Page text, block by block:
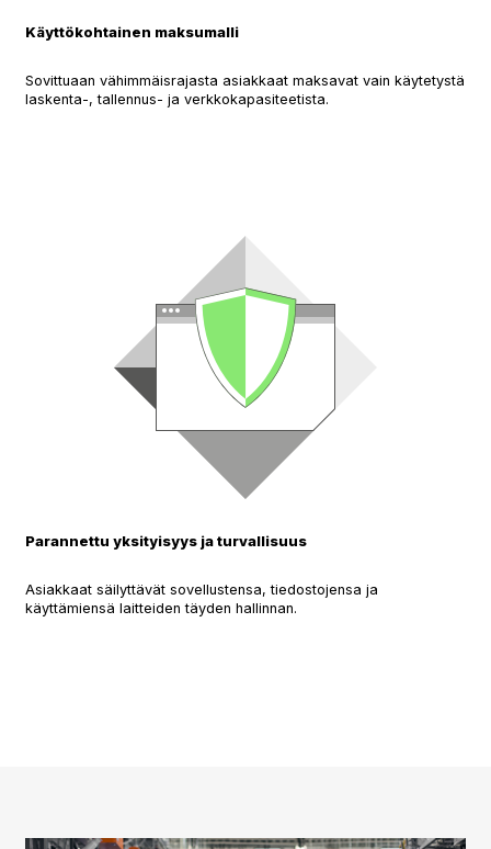
Käyttökohtainen maksumalli
Sovittuaan vähimmäisrajasta asiakkaat maksavat vain käytetystä
laskenta-, tallennus- ja verkkokapasiteetista.
Parannettu yksityisyys ja turvallisuus
Asiakkaat säilyttävät sovellustensa, tiedostojensa ja
käyttämiensä laitteiden täyden hallinnan.